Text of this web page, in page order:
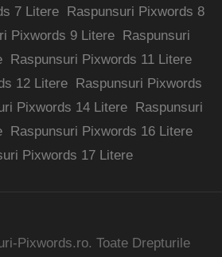
7 Litere
Raspunsuri Pixwords 8
Pixwords 9 Litere
Raspunsuri
Raspunsuri Pixwords 11 Litere
12 Litere Raspunsuri Pixwords
Pixwords 14 Litere
Raspunsuri
Raspunsuri Pixwords 16 Litere
Pixwords 17 Litere
Pixwords.ro. Toate Drepturile